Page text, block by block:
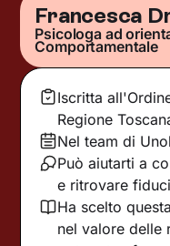
Francesca
Psicologa ad
Comportamentale
Iscritta
Regione
Nel team di
Può aiutarti a
e ritrovare
Ha scelto
nel valore delle